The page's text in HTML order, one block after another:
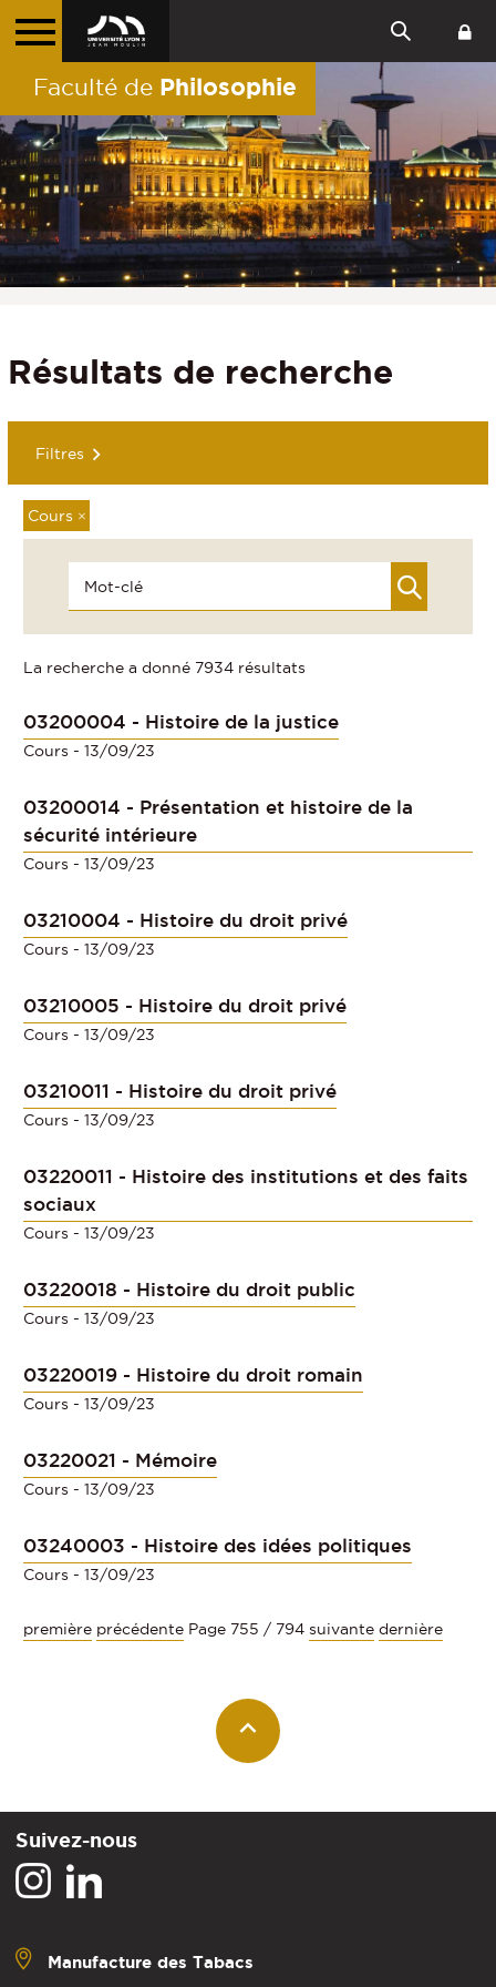
Faculté de Philosophie
Résultats de recherche
Filtres
Cours ×
La recherche a donné 7934 résultats
03200004 - Histoire de la justice
Cours - 13/09/23
03200014 - Présentation et histoire de la
sécurité intérieure
Cours - 13/09/23
03210004 - Histoire du droit privé
Cours - 13/09/23
03210005 - Histoire du droit privé
Cours - 13/09/23
03210011 - Histoire du droit privé
Cours - 13/09/23
03220011 - Histoire des institutions et des faits
sociaux
Cours - 13/09/23
03220018 - Histoire du droit public
Cours - 13/09/23
03220019 - Histoire du droit romain
Cours - 13/09/23
03220021 - Mémoire
Cours - 13/09/23
03240003 - Histoire des idées politiques
Cours - 13/09/23
première précédente Page 755 / 794 suivante dernière
Suivez-nous
Manufacture des Tabacs